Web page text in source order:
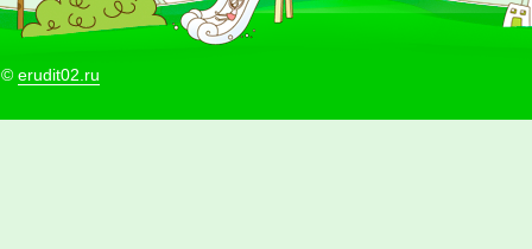
© erudit02.ru